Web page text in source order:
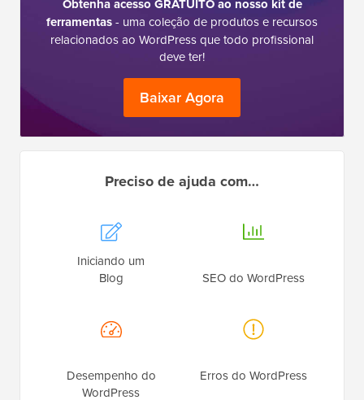
Obtenha acesso GRATUITO ao nosso kit de
ferramentas- uma coleção de produtos e recursos
relacionados ao WordPress que todo profissional
deve ter!
Baixar Agora
Preciso de ajuda com…
Iniciando um
Blog
SEO do WordPress
Desempenho do
WordPress
Erros do WordPress